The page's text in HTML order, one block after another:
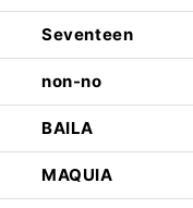
Seventeen
non-no
BAILA
MAQUIA